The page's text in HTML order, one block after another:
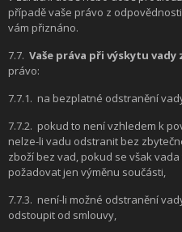
případě vaše právo z
vám přiznáno.
7.7. Vaše práva při výskytu vady
právo:
7.7.1. na bezplatné odstranění
7.7.2. pokud to není vzhledem k
nelze-li vadu odstranit bez
zboží bez vad, pokud se však
požadovat jen výměnu součásti,
7.7.3. není-li možné odstranění
odstoupit od smlouvy,